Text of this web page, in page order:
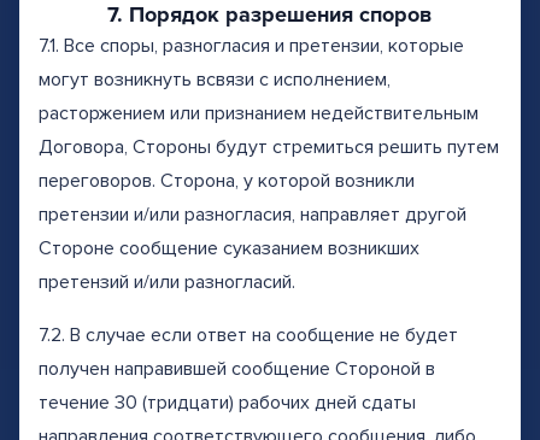
7. Порядок разрешения споров
7.1. Все споры, разногласия и претензии, которые
могут возникнуть всвязи с исполнением,
расторжением или признанием недействительным
Договора, Стороны будут стремиться решить путем
переговоров. Сторона, у которой возникли
претензии и/или разногласия, направляет другой
Стороне сообщение суказанием возникших
претензий и/или разногласий.
7.2. В случае если ответ на сообщение не будет
получен направившей сообщение Стороной в
течение 30 (тридцати) рабочих дней сдаты